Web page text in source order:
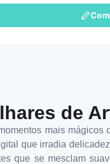
de
mais
que irradia
que se mesclam